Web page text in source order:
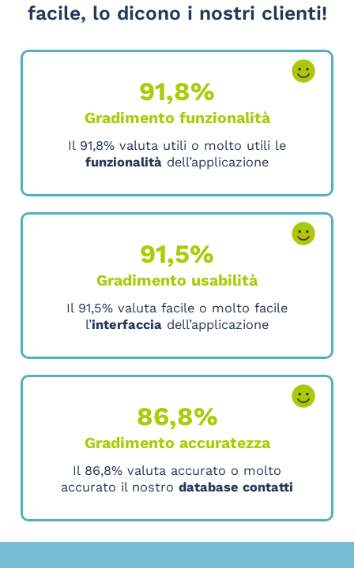
facile, lo dicono i nostri clienti!
91,8%
Gradimento funzionalità
Il 91,8% valuta utili o molto utili le
funzionalità dell’applicazione
91,5%
Gradimento usabilità
Il 91,5% valuta facile o molto facile
l’interfaccia dell’applicazione
86,8%
Gradimento accuratezza
Il 86,8% valuta accurato o molto
accurato il nostro database contatti